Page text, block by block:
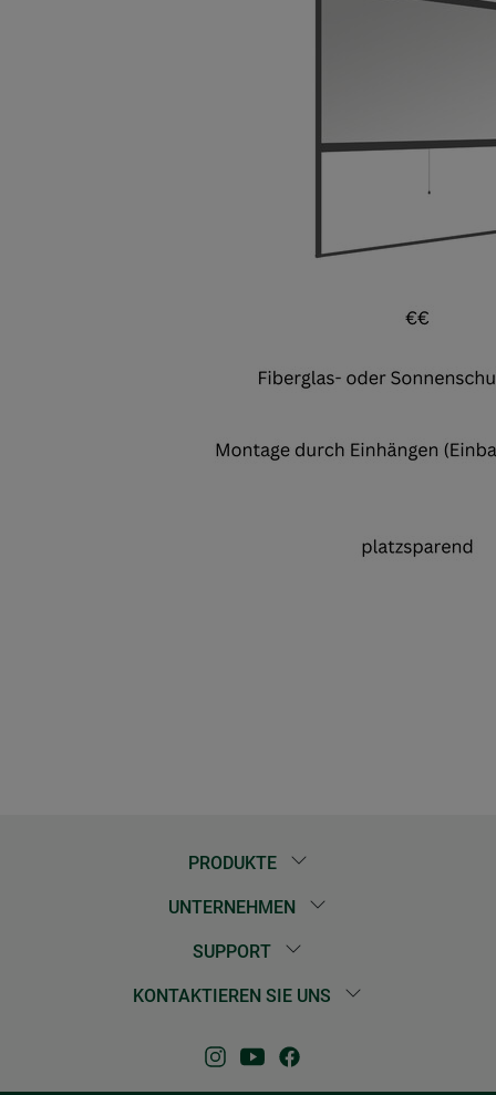
PRODUKTE
UNTERNEHMEN
SUPPORT
KONTAKTIEREN SIE UNS